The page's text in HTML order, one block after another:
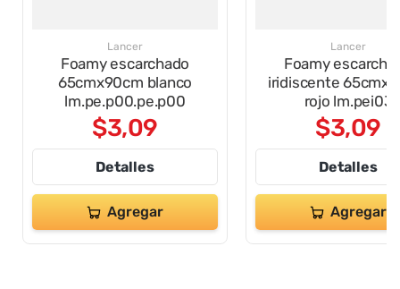
Lancer
Foamy escarchado
65cmx90cm blanco
lm.pe.p00.pe.p00
$3,09
Detalles
Agregar
Lancer
Foamy
iridiscente
rojo lm.pei03
$3,09
Detalles
Agregar